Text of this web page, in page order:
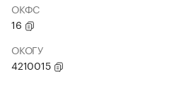
ОКФС
16
ОКОГУ
4210015